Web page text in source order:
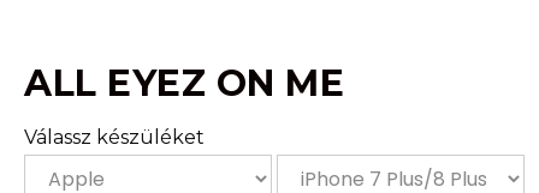
ALL EYEZ ON ME
Válassz készüléket